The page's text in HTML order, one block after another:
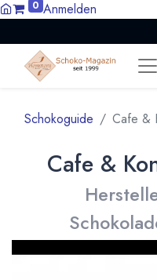
0 Anmelden
Schokoguide Cafe &
Cafe &